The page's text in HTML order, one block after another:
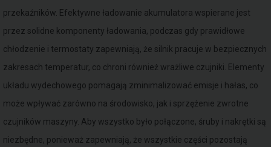
przekaźników. Efektywne ładowanie akumulatora wspierane jest
przez solidne komponenty ładowania, podczas gdy prawidłowe
chłodzenie i termostaty zapewniają, że silnik pracuje w bezpiecznych
zakresach temperatur, co chroni również wrażliwe czujniki. Elementy
układu wydechowego pomagają zminimalizować emisje i hałas, co
może wpływać zarówno na środowisko, jak i sprzężenie zwrotne
czujników maszyny. Aby wszystko było połączone, śruby i nakrętki są
niezbędne, ponieważ zapewniają, że wszystkie części pozostają